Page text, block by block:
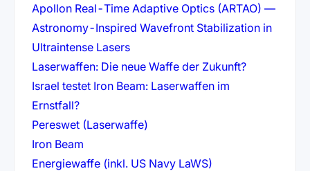
Apollon Real-Time Adaptive Optics (ARTAO) —
Astronomy-Inspired Wavefront Stabilization in
Ultraintense Lasers(öffnet in neuem Tab)
Laserwaffen: Die neue Waffe der Zukunft?(öffnet in
Israel testet Iron Beam: Laserwaffen im
Ernstfall?(öffnet in neuem Tab)
Pereswet (Laserwaffe)(öffnet in neuem Tab)
Iron Beam(öffnet in neuem Tab)
Energiewaffe (inkl. US Navy LaWS)(öffnet in neuem